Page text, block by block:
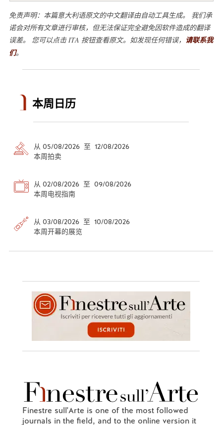
免责声明：本篇意大利语原文的中文翻译由自动工具生成。 我们承
诺会对所有文章进行审核，但无法保证完全避免因软件造成的翻译
误差。 您可以点击 ITA 按钮查看原文。如发现任何错误， 请联系我
们。
本周日历
从 05/08/2026 至 12/08/2026
本周拍卖
从 02/08/2026 至 09/08/2026
本周电视指南
从 03/08/2026 至 10/08/2026
本周开幕的展览
Finestre sull'Arte is one of the most followed
journals in the field, and to the online version it